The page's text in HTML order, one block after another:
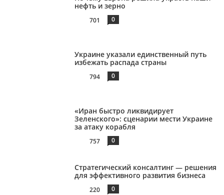
нефть и зерно
701 0
Украине указали единственный путь
избежать распада страны
794 0
«Иран быстро ликвидирует
Зеленского»: сценарии мести Украине
за атаку корабля
757 0
Стратегический консалтинг — решения
для эффективного развития бизнеса
220 0